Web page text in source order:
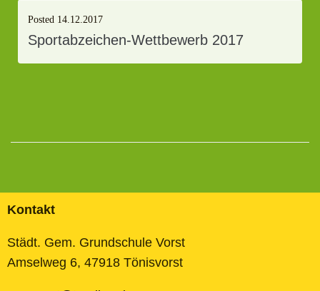
Posted 14.12.2017
Sportabzeichen-Wettbewerb 2017
Kontakt
Städt. Gem. Grundschule Vorst
Amselweg 6, 47918 Tönisvorst